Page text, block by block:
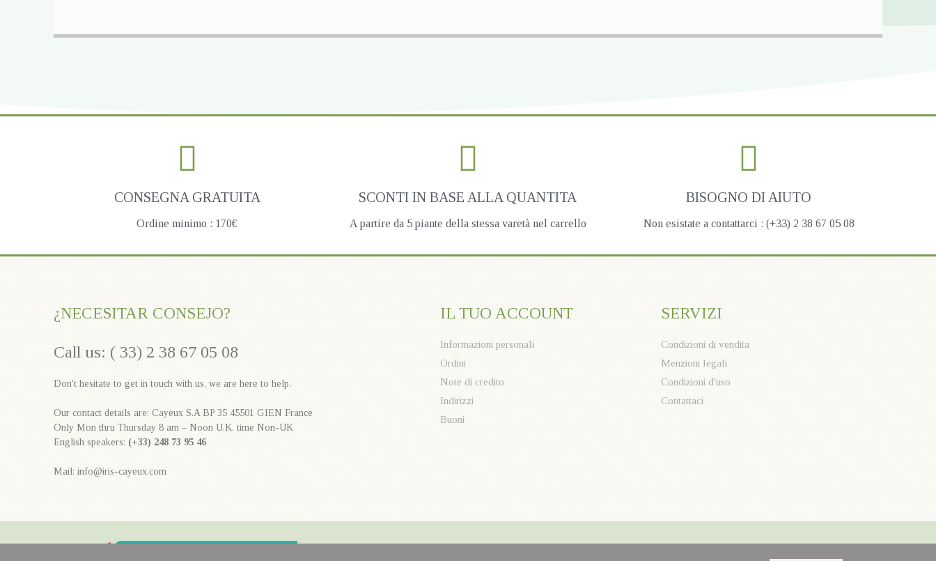
CONSEGNA GRATUITA
Ordine minimo : 170€
SCONTI IN BASE ALLA QUANTITA
A partire da 5 piante della stessa varetà nel carrello
BISOGNO DI AIUTO
Non esistate a contattarci : (+33) 2 38 67 05 08
¿NECESITAR CONSEJO?
Call us: ( 33) 2 38 67 05 08
Don't hesitate to get in touch with us, we are here to help.
Our contact details are: Cayeux S.A BP 35 45501 GIEN France
Only Mon thru Thursday 8 am – Noon U.K. time Non-UK
English speakers: (+33) 248 73 95 46
Mail: info@iris-cayeux.com
IL TUO ACCOUNT
Informazioni personali
Ordini
Note di credito
Indirizzi
Buoni
SERVIZI
Condizioni di vendita
Menzioni legali
Condizioni d'uso
Contattaci